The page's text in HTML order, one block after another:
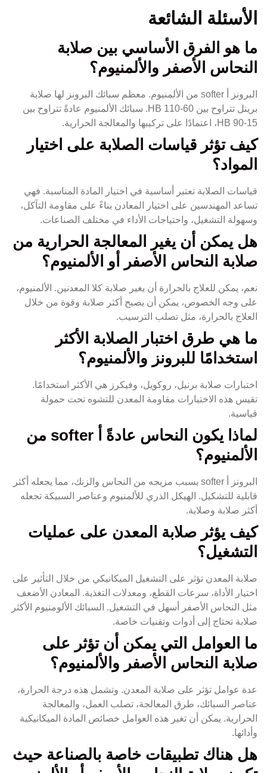
الأسئلة الشائعة
ما هو الفرق الأساسي بين صلابة
النحاس الأصفر والألمنيوم؟
البرونز أ softer من الألمنيوم. معظم سبائك البرونز لها صلابة
برينل تتراوح بين 60-110 HB. سبائك الألمنيوم عادةً تتراوح بين
15-90 HB، اعتمادًا على تركيبها والمعالجة الحرارية.
كيف تؤثر قياسات الصلابة على اختيار
المواد؟
قياسات الصلابة تعتبر أساسية في اختيار المادة المناسبة. فهي
تساعد المهندسين على اختيار المعادن بناءً على مقاومة التآكل،
وسهولة التشغيل، واحتياجات الأداء في مختلف الصناعات.
هل يمكن أن يغير المعالجة الحرارية من
صلابة النحاس الأصفر أو الألمنيوم؟
نعم، يمكن للعلاج بالحرارة أن يغير صلابة كلا المعدنين. الألمنيوم،
على وجه الخصوص، يمكن أن يصبح أكثر صلابة وقوة من خلال
العلاج بالحرارة، مثل تصلب الترسيب.
ما هي طرق اختبار الصلابة الأكثر
استخدامًا للبرونز والألمنيوم؟
اختبارات صلابة برنيل، روكويل، وفيكرز هي الأكثر استخدامًا.
تقيس هذه الاختبارات مقاومة المعدن للتشوه تحت حمولة
قياسية.
لماذا يكون النحاس عادةً أ softer من
الألمنيوم؟
البرونز أ softer بسبب مزيجه من النحاس والزنك، مما يجعله أكثر
قابلية للتشكيل. الهيكل الذري للألمنيوم وعناصر السبيكة تجعله
أكثر صلابة وصلابة.
كيف يؤثر صلابة المعدن على عمليات
التشغيل؟
صلابة المعدن تؤثر على التشغيل الميكانيكي من خلال التأثير على
اختيار الأداة، سرعات القطع، ومعدلات التغذية. المعادن الأضعف
مثل النحاس الأصفر أسهل في التشغيل. السبائك الألومنيوم الأكثر
صلابة تحتاج إلى أدوات وتقنيات خاصة.
ما العوامل التي يمكن أن تؤثر على
صلابة النحاس الأصفر والألمنيوم؟
عدة عوامل تؤثر على صلابة المعدن. وتشمل هذه درجة الحرارة،
عناصر السبائك، طرق المعالجة، تصلب العمل، والمعالجة
الحرارية. يمكن أن تغير هذه العوامل خصائص المادة الميكانيكية
وأدائها.
هل هناك تطبيقات خاصة بالصناعة حيث